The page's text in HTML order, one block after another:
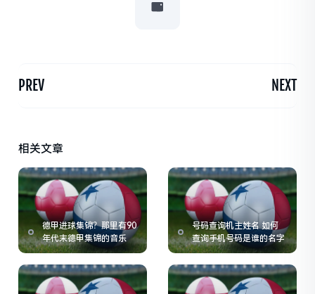
PREV NEXT
相关文章
德甲进球集锦？那里有90
年代末德甲集锦的音乐
号码查询机主姓名 如何
查询手机号码是谁的名字